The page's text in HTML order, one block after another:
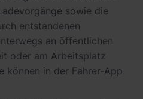
sowie die
entstandenen
an öffentlichen
oder am Arbeitsplatz
können in der Fahrer-App